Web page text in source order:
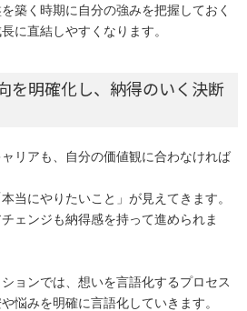
築く時期に自分の強みを把握しておく
に直結しやすくなります。
を明確化し、納得のいく決断
リアも、自分の価値観に合わなければ
当にやりたいこと」が見えてきます。
ェンジも納得感を持って進められま
ョンでは、想いを言語化するプロセス
悩みを明確に言語化していきます。